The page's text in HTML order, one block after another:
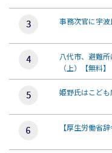
事務次官に宇
八代市、避難
（上）【無料】
姫野氏はこど
【厚生労働省